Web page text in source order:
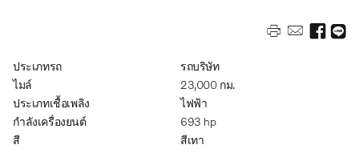
ประเภทรถ
รถบริษัท
ไมล์
23,000 กม.
ประเภทเชื้อเพลิง
ไฟฟ้า
กำลังเครื่องยนต์
693 hp
สี
สีเทา